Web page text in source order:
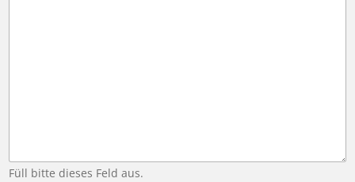
Füll bitte dieses Feld aus.